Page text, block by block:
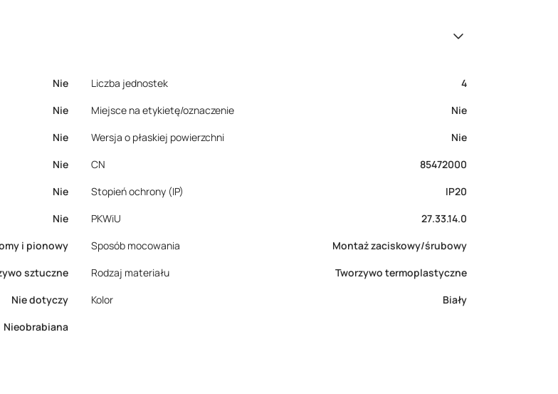
Nie Liczba jednostek
4
Nie Miejsce na etykietę/oznaczenie
Nie
Nie Wersja o płaskiej powierzchni
Nie
Nie CN
85472000
Nie Stopień ochrony (IP)
IP20
Nie PKWiU
27.33.14.0
i pionowy Sposób mocowania
Montaż zaciskowy/śrubowy
sztuczne Rodzaj materiału
Tworzywo termoplastyczne
Nie dotyczy Kolor
Biały
Nieobrabiana